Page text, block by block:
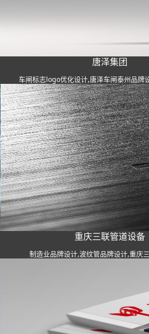
唐泽集团
车闸标志logo优化设计,唐泽车闸泰州品牌
重庆三联管道设备
制造业品牌设计,波纹管品牌设计,重庆